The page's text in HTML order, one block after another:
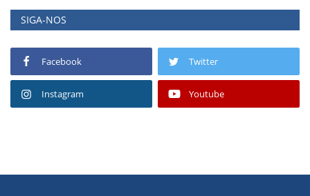
SIGA-NOS
Facebook Twitter
Instagram Youtube